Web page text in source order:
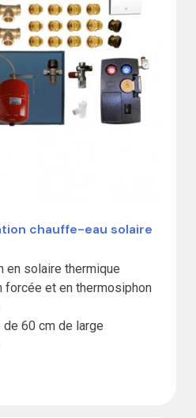
chauffe-eau solaire
en solaire thermique
forcée et en thermosiphon
60 cm de large